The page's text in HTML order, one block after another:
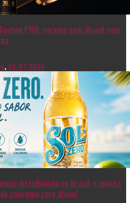
PRO: cerveja sem álcool com
, 23/07/2026
distribuição no Brasil e aposta
consumo zero álcool